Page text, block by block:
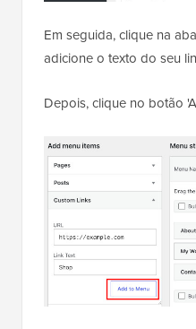
Em seguida, clique na
adicione o texto do seu
Depois, clique no botão